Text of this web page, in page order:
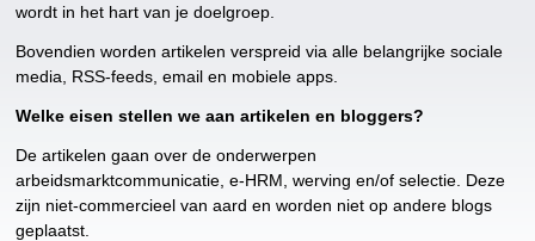
wordt in het hart van je doelgroep.
Bovendien worden artikelen verspreid via alle belangrijke sociale
media, RSS-feeds, email en mobiele apps.
Welke eisen stellen we aan artikelen en bloggers?
De artikelen gaan over de onderwerpen
arbeidsmarktcommunicatie, e-HRM, werving en/of selectie. Deze
zijn niet-commercieel van aard en worden niet op andere blogs
geplaatst.